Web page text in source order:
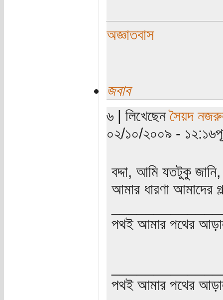
অজ্ঞাতবাস
জবাব
৬ | লিখেছেনসৈয়দ
০২/১০/২০০৯ -
বদ্দা, আমি যতটুকু
আমার ধারণা আমাদের
পথই আমার পথের
পথই আমার পথের